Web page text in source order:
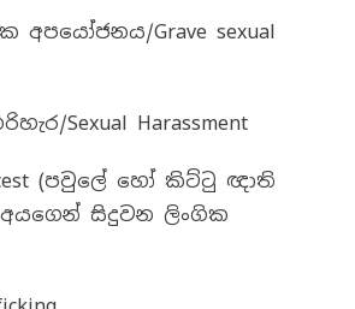
Grave sexual
Sexual Harassment
(පවුලේ හෝ කිට්ටු ඥාති
සිදුවන ලිංගික